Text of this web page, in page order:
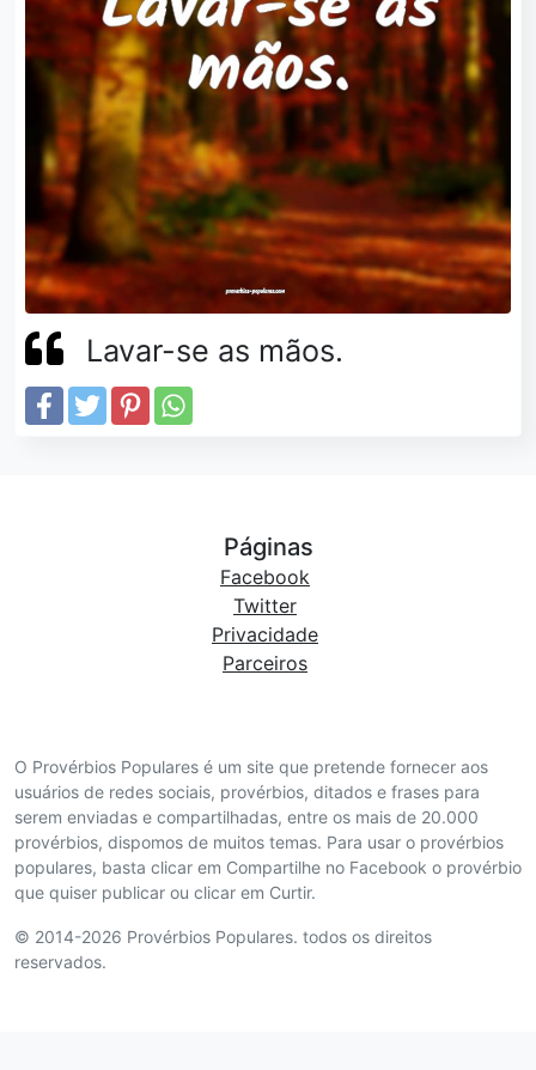
Lavar-se as mãos.
O Provérbios Populares é um site que pretende fornecer aos
usuários de redes sociais, provérbios, ditados e frases para
serem enviadas e compartilhadas, entre os mais de 20.000
provérbios, dispomos de muitos temas. Para usar o provérbios
populares, basta clicar em Compartilhe no Facebook o provérbio
que quiser publicar ou clicar em Curtir.
© 2014-2026 Provérbios Populares. todos os direitos
reservados.
Páginas
Facebook
Twitter
Privacidade
Parceiros